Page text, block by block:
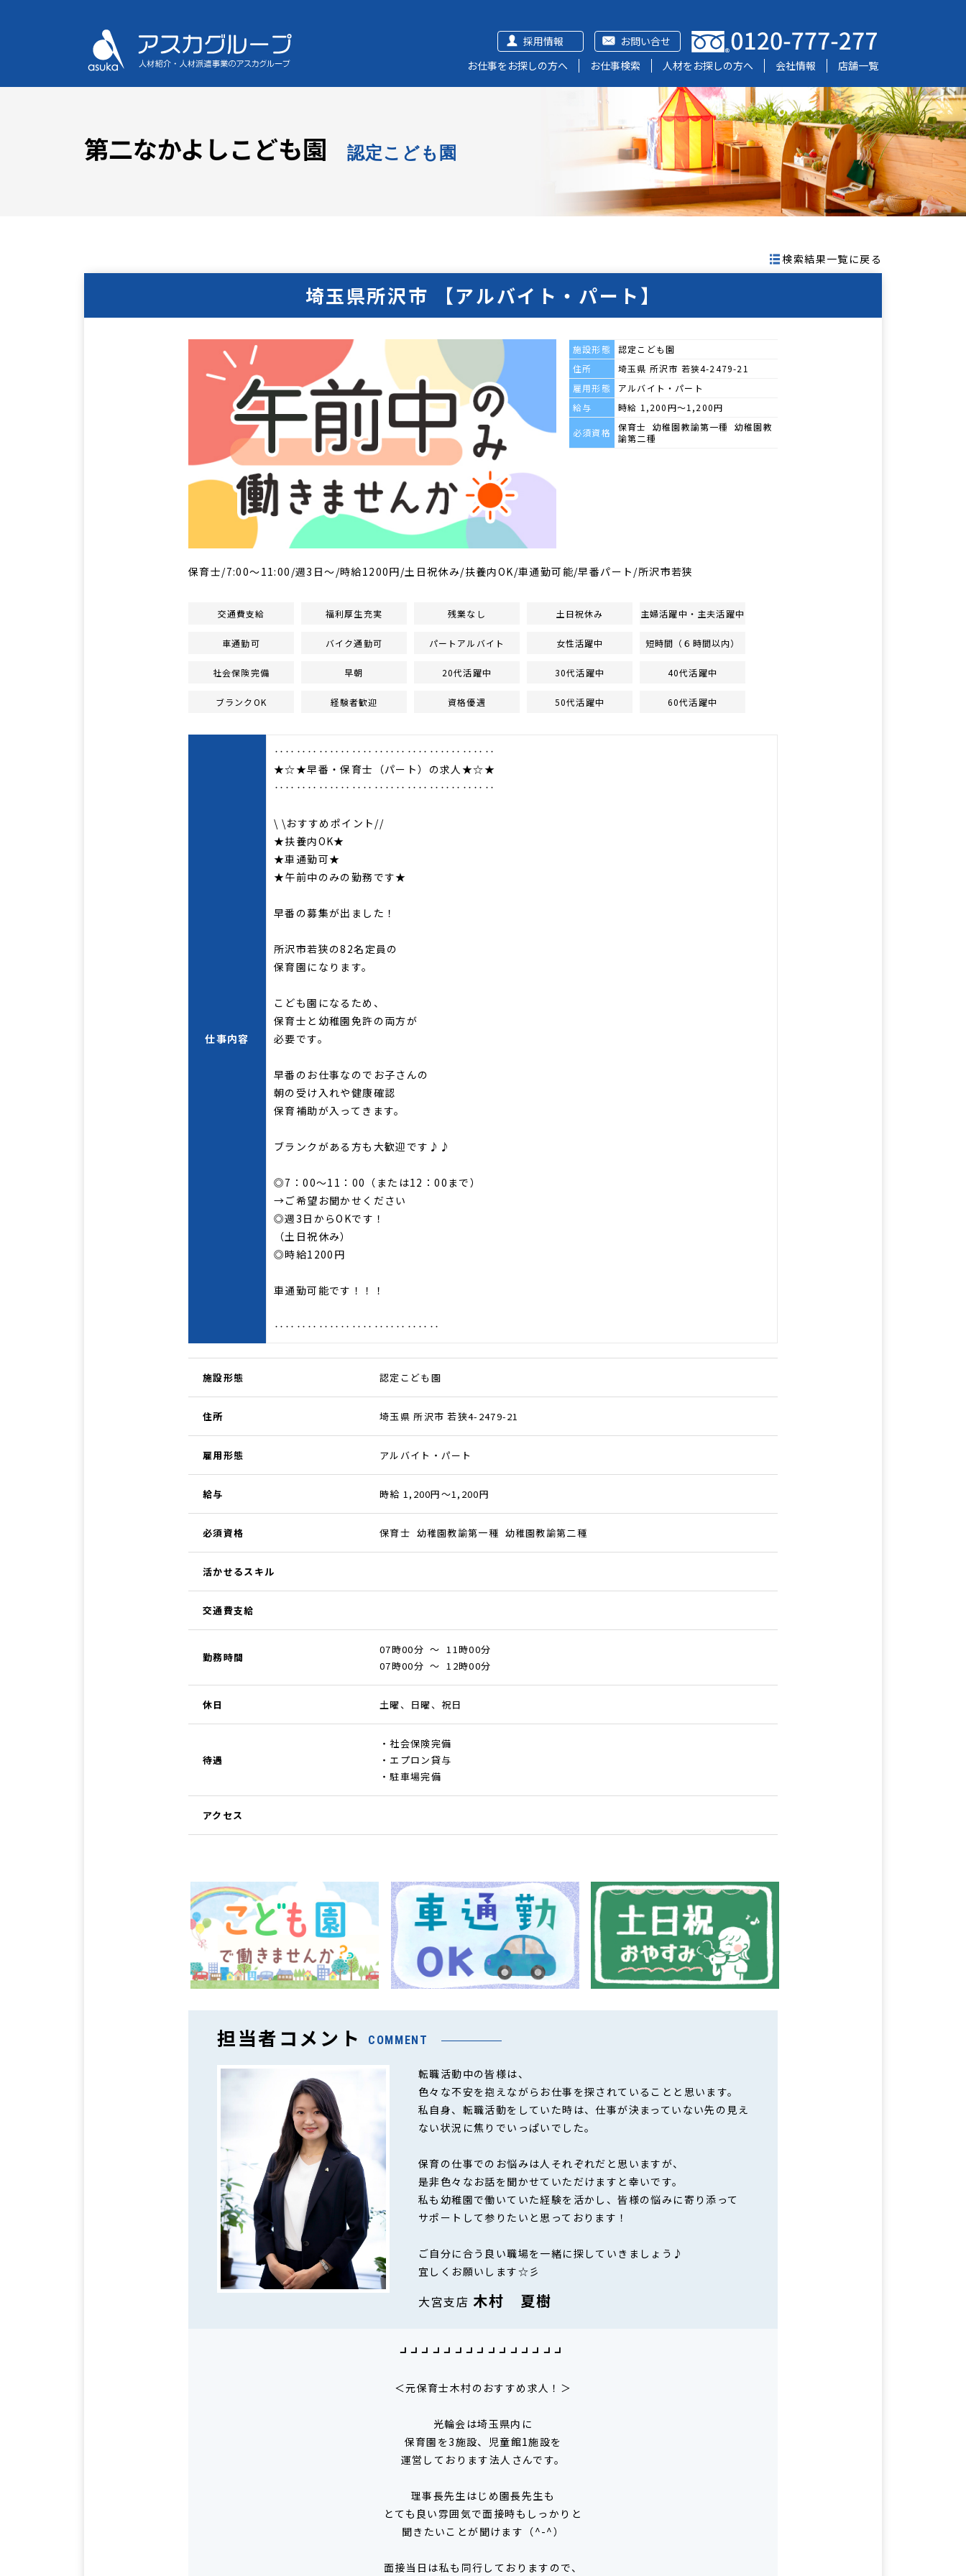
お問い合せ
採用情報
お仕事をお探しの方へ
お仕事検索 人材をお探しの方へ 会社情報 店舗一覧
第二なかよしこども園 認定こども園
検索結果一覧に戻る
埼玉県所沢市 【アルバイト・パート】
施設形態
認定こども園
住所
埼玉県 所沢市 若狭4-2479-21
雇用形態
アルバイト・パート
給与
時給 1,200円～1,200円
必須資格
保育士 幼稚園教諭第一種 幼稚園教
諭第二種
保育士/7:00～11:00/週3日～/時給1200円/土日祝休み/扶養内OK/車通勤可能/早番パート/所沢市若狭
交通費支給 福利厚生充実 残業なし 土日祝休み 主婦活躍中・主夫活躍中
車通勤可 バイク通勤可 パートアルバイト 女性活躍中 短時間（６時間以内）
社会保険完備 早朝 20代活躍中 30代活躍中 40代活躍中
ブランクOK 経験者歓迎 資格優遇 50代活躍中 60代活躍中
仕事内容
‥‥‥‥‥‥‥‥‥‥‥‥‥‥‥‥‥‥‥‥
★☆★早番・保育士（パート）の求人★☆★
‥‥‥‥‥‥‥‥‥‥‥‥‥‥‥‥‥‥‥‥
\ \おすすめポイント//
★扶養内OK★
★車通勤可★
★午前中のみの勤務です★
早番の募集が出ました！
所沢市若狭の82名定員の
保育園になります。
こども園になるため、
保育士と幼稚園免許の両方が
必要です。
早番のお仕事なのでお子さんの
朝の受け入れや健康確認
保育補助が入ってきます。
ブランクがある方も大歓迎です♪♪
◎7：00～11：00（または12：00まで）
→ご希望お聞かせください
◎週3日からOKです！
（土日祝休み）
◎時給1200円
車通勤可能です！！！
‥‥‥‥‥‥‥‥‥‥‥‥‥‥‥
施設形態 認定こども園
住所 埼玉県 所沢市 若狭4-2479-21
雇用形態 アルバイト・パート
給与 時給 1,200円～1,200円
必須資格 保育士 幼稚園教諭第一種 幼稚園教諭第二種
活かせるスキル
交通費支給
勤務時間
07時00分 ～ 11時00分
07時00分 ～ 12時00分
休日 土曜、日曜、祝日
待遇
・社会保険完備
・エプロン貸与
・駐車場完備
アクセス
担当者コメント COMMENT
転職活動中の皆様は、
色々な不安を抱えながらお仕事を探されていることと思います。
私自身、転職活動をしていた時は、仕事が決まっていない先の見え
ない状況に焦りでいっぱいでした。
保育の仕事でのお悩みは人それぞれだと思いますが、
是非色々なお話を聞かせていただけますと幸いです。
私も幼稚園で働いていた経験を活かし、皆様の悩みに寄り添って
サポートして参りたいと思っております！
ご自分に合う良い職場を一緒に探していきましょう♪
宜しくお願いします☆彡
大宮支店 木村 夏樹
┛┛┛┛┛┛┛┛┛┛┛┛┛┛┛
＜元保育士木村のおすすめ求人！＞
光輪会は埼玉県内に
保育園を3施設、児童館1施設を
運営しております法人さんです。
理事長先生はじめ園長先生も
とても良い雰囲気で面接時もしっかりと
聞きたいことが聞けます（^-^）
面接当日は私も同行しておりますので、